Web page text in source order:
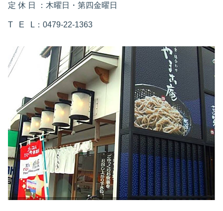
定 休 日 ：木曜日・第四金曜日
T E L：0479-22-1363